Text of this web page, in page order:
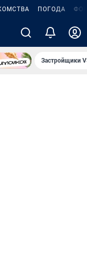
ПОГОДА
Застройщики